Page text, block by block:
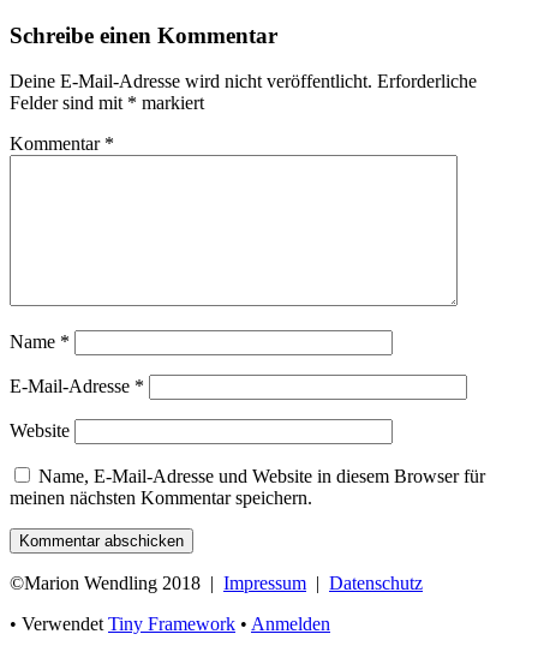
Lindau
Schreibe einen Kommentar
Deine E-Mail-Adresse wird nicht veröffentlicht. Erforderliche
Felder sind mit * markiert
Kommentar *
Name *
E-Mail-Adresse *
Website
Name, E-Mail-Adresse und Website in diesem Browser für
meinen nächsten Kommentar speichern.
Footer
Inhalt
©Marion Wendling 2018 | Impressum | Datenschutz
• Verwendet Tiny Framework • Anmelden